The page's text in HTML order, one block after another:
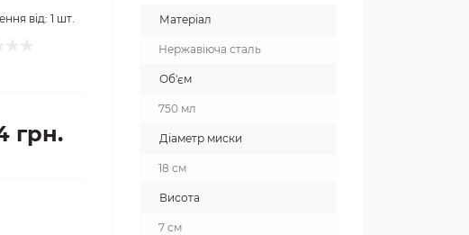
від: 1 шт.
грн.
Матеріал
Нержавіюча сталь
Об'єм
750 мл
Діаметр миски
18 см
Висота
7 см